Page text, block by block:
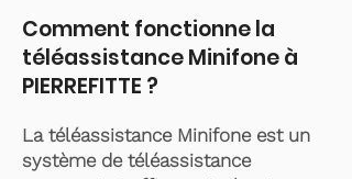
Comment fonctionne la
téléassistance Minifone à
PIERREFITTE ?
La téléassistance Minifone est un
système de téléassistance